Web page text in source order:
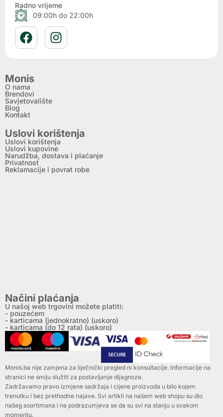
Radno vrijeme
09:00h do 22:00h
Monis
O nama
Brendovi
Savjetovalište
Blog
Kontakt
Uslovi korištenja
Uslovi korištenja
Uslovi kupovine
Narudžba, dostava i plaćanje
Privatnost
Reklamacije i povrat robe
Načini plaćanja
U našoj web trgovini možete platiti:
- pouzećem
- karticama (jednokratno) (uskoro)
- karticama (do 12 rata) (uskoro)
Monis.ba nije zamjena za liječnički pregled ni konsultacije. Informacije na
stranici ne smiju služiti za postavljanje dijagnoze.
Zadržavamo pravo izmjene sadržaja i cijene proizvoda u bilo kojem
trenutku i bez prethodne najave. Svi artikli na našem web shopu su dio
našeg asortimana i ne podrazumjeva se da su svi na stanju u svakom
momentu.